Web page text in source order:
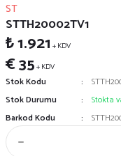
ST
STTH20002TV1
₺ 1.921 + KDV
€ 35+ KDV
Stok Kodu
Stok Durumu
Stokta
Barkod Kodu